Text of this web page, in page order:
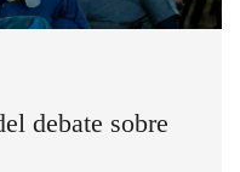
debate sobre